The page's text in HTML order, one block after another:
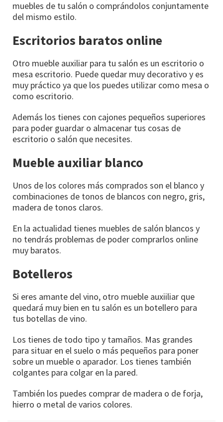
muebles de tu salón o comprándolos conjuntamente
del mismo estilo.
Escritorios baratos online
Otro mueble auxiliar para tu salón es un escritorio o
mesa escritorio. Puede quedar muy decorativo y es
muy práctico ya que los puedes utilizar como mesa o
como escritorio.
Además los tienes con cajones pequeños superiores
para poder guardar o almacenar tus cosas de
escritorio o salón que necesites.
Mueble auxiliar blanco
Unos de los colores más comprados son el blanco y
combinaciones de tonos de blancos con negro, gris,
madera de tonos claros.
En la actualidad tienes muebles de salón blancos y
no tendrás problemas de poder comprarlos online
muy baratos.
Botelleros
Si eres amante del vino, otro mueble auxiiliar que
quedará muy bien en tu salón es un botellero para
tus botellas de vino.
Los tienes de todo tipo y tamaños. Mas grandes
para situar en el suelo o más pequeños para poner
sobre un mueble o aparador. Los tienes también
colgantes para colgar en la pared.
También los puedes comprar de madera o de forja,
hierro o metal de varios colores.